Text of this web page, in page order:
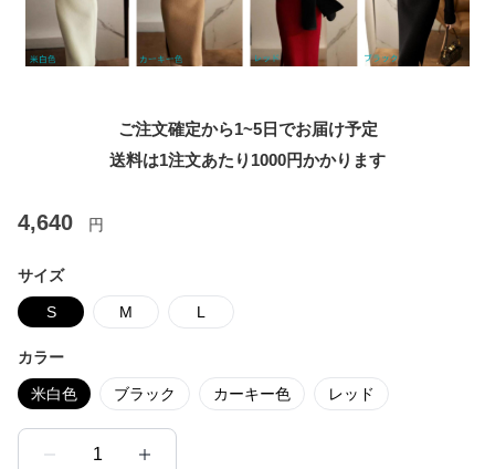
ご注文確定から1~5日でお届け予定
送料は1注文あたり 1000円かかります
4,640 円
サイズ
S M L
カラー
米白色 ブラック カーキー色 レッド
1